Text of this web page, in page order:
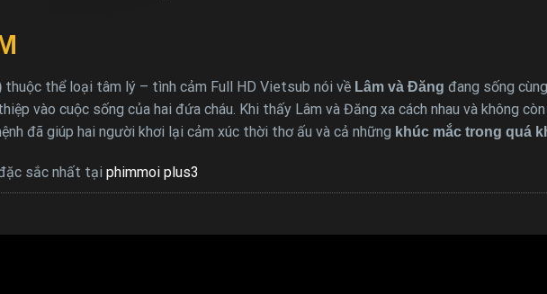
thuộc thể loại tâm lý – tình cảm Full HD Vietsub nói về Lâm và Đăng đang sống
vào cuộc sống của hai đứa cháu. Khi thấy Lâm và Đăng xa cách nhau và không
đã giúp hai người khơi lại cảm xúc thời thơ ấu và cả những khúc mắc trong quá
sắc nhất tại phimmoi plus3